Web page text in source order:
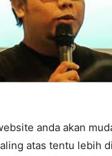
anda akan
atas tentu lebih